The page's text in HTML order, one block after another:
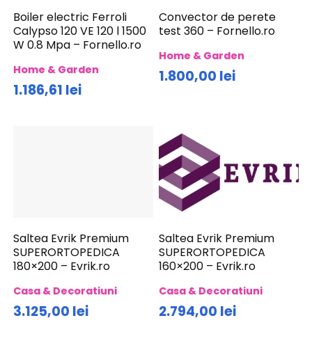
Boiler electric Ferroli
Calypso 120 VE 120 l 1500
W 0.8 Mpa – Fornello.ro
Home & Garden
1.186,61 lei
Convector de perete
test 360 – Fornello.ro
Home & Garden
1.800,00 lei
Saltea Evrik Premium
SUPERORTOPEDICA
180×200 – Evrik.ro
Casa & Decoratiuni
3.125,00 lei
Saltea Evrik Premium
SUPERORTOPEDICA
160×200 – Evrik.ro
Casa & Decoratiuni
2.794,00 lei